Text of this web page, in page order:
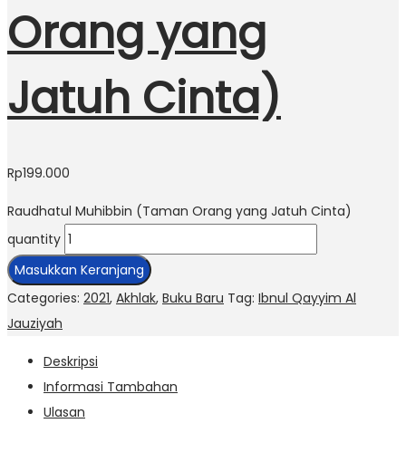
Orang yang
Jatuh Cinta)
Rp199.000
Raudhatul Muhibbin (Taman Orang yang Jatuh Cinta)
quantity
Masukkan Keranjang
Categories: 2021, Akhlak, Buku Baru Tag: Ibnul Qayyim Al
Jauziyah
Deskripsi
Informasi Tambahan
Ulasan